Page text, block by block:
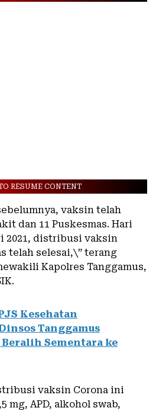
RESUME CONTENT
vaksin telah
dan 11 Puskesmas. Hari
2021, distribusi vaksin
telah selesai,\” terang
Kapolres Tanggamus,
Kesehatan
Tanggamus
Sementara ke
vaksin Corona ini
mg, APD, alkohol swab,